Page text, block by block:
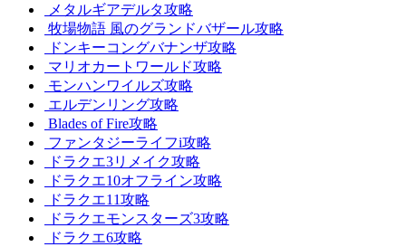
メタルギアデルタ攻略
牧場物語 風のグランドバザール攻略
ドンキーコングバナンザ攻略
マリオカートワールド攻略
モンハンワイルズ攻略
エルデンリング攻略
Blades of Fire攻略
ファンタジーライフi攻略
ドラクエ3リメイク攻略
ドラクエ10オフライン攻略
ドラクエ11攻略
ドラクエモンスターズ3攻略
ドラクエ6攻略